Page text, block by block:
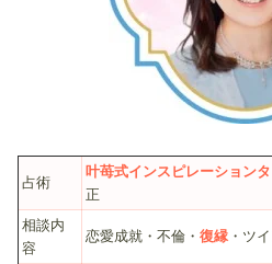
占術
叶苺式インスピレーション
正
相談内
容
恋愛成就・不倫・ 復縁 ・ツ